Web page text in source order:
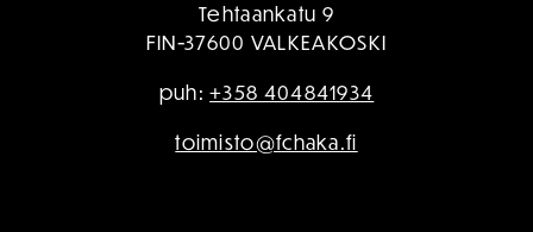
Tehtaankatu 9
FIN-37600 VALKEAKOSKI
puh:+358 404841934
toimisto@fchaka.fi